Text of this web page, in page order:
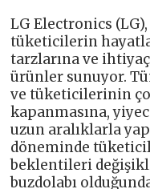
LG Electronics
tüketicilerin
tarzlarına ve
ürünler sunuyor.
ve tüketicilerinin
kapanmasına,
uzun aralıklarla
döneminde
beklentileri
buzdolabı